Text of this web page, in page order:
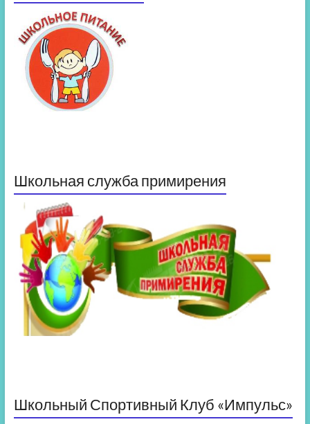
Школьная служба примирения
Школьный Спортивный Клуб «Импульс»